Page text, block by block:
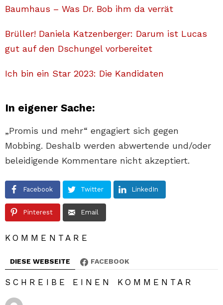
Baumhaus – Was Dr. Bob ihm da verrät
Brüller! Daniela Katzenberger: Darum ist Lucas
gut auf den Dschungel vorbereitet
Ich bin ein Star 2023: Die Kandidaten
In eigener Sache:
„Promis und mehr“ engagiert sich gegen
Mobbing. Deshalb werden abwertende und/oder
beleidigende Kommentare nicht akzeptiert.
Facebook Twitter LinkedIn
Pinterest Email
KOMMENTARE
DIESE WEBSEITE FACEBOOK
SCHREIBE EINEN KOMMENTAR